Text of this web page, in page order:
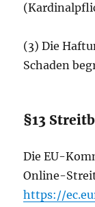
(3) Die
Schaden
§13
Die EU-
Online-
https://